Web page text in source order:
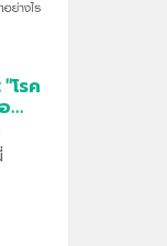
โรค